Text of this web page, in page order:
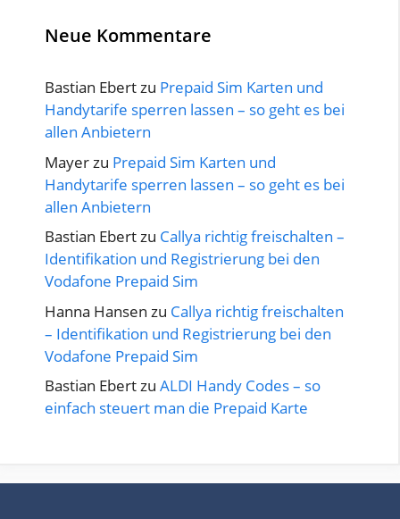
Neue Kommentare
Bastian Ebertzu Prepaid Sim Karten und
Handytarife sperren lassen – so geht es bei
allen Anbietern
Mayer zu Prepaid Sim Karten und
Handytarife sperren lassen – so geht es bei
allen Anbietern
Bastian Ebertzu Callya richtig freischalten –
Identifikation und Registrierung bei den
Vodafone Prepaid Sim
Hanna Hansen zu Callya richtig freischalten
– Identifikation und Registrierung bei den
Vodafone Prepaid Sim
Bastian Ebertzu ALDI Handy Codes – so
einfach steuert man die Prepaid Karte